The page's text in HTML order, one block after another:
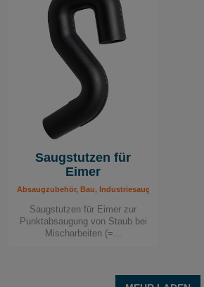
Saugstutzen für
Eimer
Absaugzubehör, Bau, Industriesauger 230 V,
Saugstutzen für Eimer zur
Punktabsaugung von Staub bei
Mischarbeiten (=...